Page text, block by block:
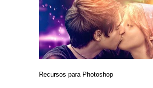
Recursos para Photoshop